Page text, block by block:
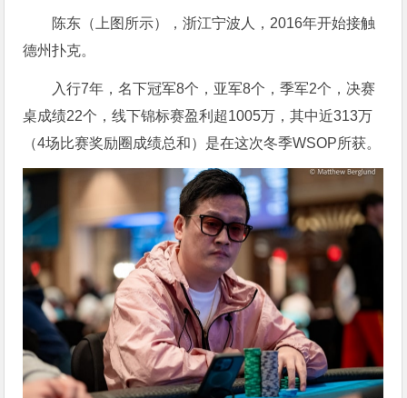
陈东（上图所示），浙江宁波人，2016年开始接触
德州扑克。
入行7年，名下冠军8个，亚军8个，季军2个，决赛
桌成绩22个，线下锦标赛盈利超1005万，其中近313万
（4场比赛奖励圈成绩总和）是在这次冬季WSOP所获。